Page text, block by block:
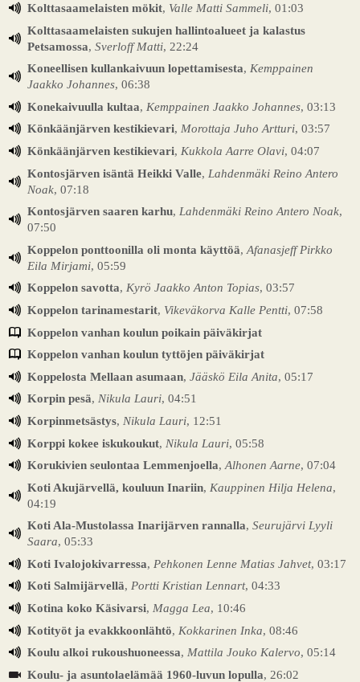
Kolttasaamelaisten mökit, Valle Matti Sammeli, 01:03
Kolttasaamelaisten sukujen hallintoalueet ja kalastus
Petsamossa, Sverloff Matti, 22:24
Koneellisen kullankaivuun lopettamisesta, Kemppainen
Jaakko Johannes, 06:38
Konekaivuulla kultaa, Kemppainen Jaakko Johannes, 03:13
Könkäänjärven kestikievari, Morottaja Juho Artturi, 03:57
Könkäänjärven kestikievari, Kukkola Aarre Olavi, 04:07
Kontosjärven isäntä Heikki Valle, Lahdenmäki Reino Antero
Noak, 07:18
Kontosjärven saaren karhu, Lahdenmäki Reino Antero Noak,
07:50
Koppelon ponttoonilla oli monta käyttöä, Afanasjeff Pirkko
Eila Mirjami, 05:59
Koppelon savotta, Kyrö Jaakko Anton Topias, 03:57
Koppelon tarinamestarit, Vikeväkorva Kalle Pentti, 07:58
Koppelon vanhan koulun poikain päiväkirjat
Koppelon vanhan koulun tyttöjen päiväkirjat
Koppelosta Mellaan asumaan, Jääskö Eila Anita, 05:17
Korpin pesä, Nikula Lauri, 04:51
Korpinmetsästys, Nikula Lauri, 12:51
Korppi kokee iskukoukut, Nikula Lauri, 05:58
Korukivien seulontaa Lemmenjoella, Alhonen Aarne, 07:04
Koti Akujärvellä, kouluun Inariin, Kauppinen Hilja Helena,
04:19
Koti Ala-Mustolassa Inarijärven rannalla, Seurujärvi Lyyli
Saara, 05:33
Koti Ivalojokivarressa, Pehkonen Lenne Matias Jahvet, 03:17
Koti Salmijärvellä, Portti Kristian Lennart, 04:33
Kotina koko Käsivarsi, Magga Lea, 10:46
Kotityöt ja evakkkoonlähtö, Kokkarinen Inka, 08:46
Koulu alkoi rukoushuoneessa, Mattila Jouko Kalervo, 05:14
Koulu- ja asuntolaelämää 1960-luvun lopulla, 26:02